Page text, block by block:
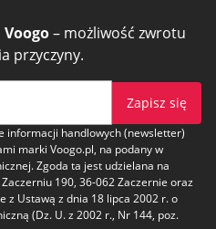
– możliwość zwrotu
przyczyny.
Zapisz się
informacji handlowych (newsletter)
marki Voogo.pl, na podany w
Zgoda ta jest udzielana na
190, 36-062 Zaczernie oraz
z Ustawą z dnia 18 lipca 2002 r. o
(Dz. U. z 2002 r., Nr 144, poz.